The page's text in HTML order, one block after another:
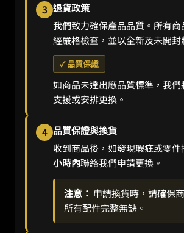
3 退貨政策
我們致力確保產品品質。所有
經嚴格檢查，並以全新及未開封
✓ 品質保證
如商品未達出廠品質標準，我
支援或安排更換。
4 品質保證與換貨
收到商品後，如發現瑕疵或零
小時內聯絡我們申請更換。
注意： 申請換貨時，請確保
所有配件完整無缺。